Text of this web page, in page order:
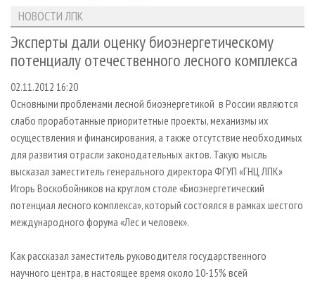
ЛЕСОЗАГОТОВКА
ЛЕСОПИЛЕНИЕ
СУШКА ДРЕВЕСИНЫ
ПРОИЗВОДСТВО ДРЕВЕСНЫХ ПЛИТ
ДЕРЕВЯННОЕ ДОМОСТРОЕНИЕ
ПРОИЗВОДСТВО МЕБЕЛИ
БИОЭНЕРГЕТИКА
ЦБП
НОВОСТИ ЛПК
НОВОСТИ ЖУРНАЛА
ПРОЕКТЫ ЛПИ
АНАЛИТИКА
ПРЕДПРИЯТИЯ ЛПК
ПЕРСОНЫ
МОБИЛЬНЫЕ ВЫСТАВКИ
ОФИЦИАЛЬНЫЕ ДЕЛЕГАЦИИ
ПРИОРИТЕТНЫЕ ИНВЕСТПРОЕКТЫ
RUSSIAN FORESTRY REVIEW
ГАЗЕТА ЛЕСПРОМФОРУМ
АРХИВ ЖУРНАЛОВ
СТАТЬИ
О ЖУРНАЛЕ
ПОДПИСКА
КОНТАКТЫ
РЕКЛАМОДАТЕЛЯМ
РЕКЛАМА
РЕКЛАМА НА САЙТЕ
НОВОСТИ ЛПК
Эксперты дали оценку биоэнергетическому
потенциалу отечественного лесного комплекса
02.11.2012 16:20
Основными проблемами лесной биоэнергетикой в России являются
слабо проработанные приоритетные проекты, механизмы их
осуществления и финансирования, а также отсутствие необходимых
для развития отрасли законодательных актов. Такую мысль
высказал заместитель генерального директора ФГУП «ГНЦ ЛПК»
Игорь Воскобойников на круглом столе «Биоэнергетический
потенциал лесного комплекса», который состоялся в рамках шестого
международного форума «Лес и человек».
Как рассказал заместитель руководителя государственного
научного центра, в настоящее время около 10-15% всей